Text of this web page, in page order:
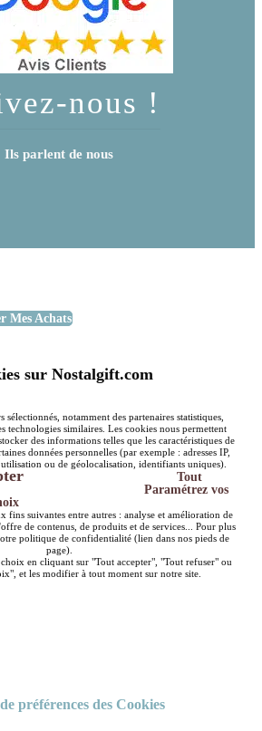
nous !
Ils parlent de nous
Mes Achats
sur Nostalgift.com
sélectionnés, notamment des partenaires statistiques,
technologies similaires. Les cookies nous permettent
des informations telles que les caractéristiques de
données personnelles (par exemple : adresses IP,
ou de géolocalisation, identifiants uniques).
Tout
Paramétrez vos
fins suivantes entre autres : analyse et amélioration de
de contenus, de produits et de services... Pour plus
politique de confidentialité (lien dans nos pieds de
page).
en cliquant sur "Tout accepter", "Tout refuser" ou
et les modifier à tout moment sur notre site.
préférences des Cookies